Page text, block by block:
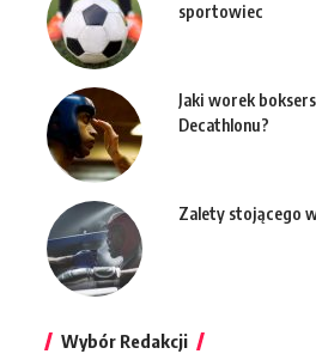
sportowiec
Jaki worek
Decathlonu?
Zalety stojącego
Wybór Redakcji